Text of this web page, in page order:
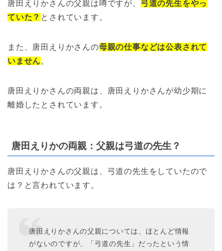
唐田えりかさんの父親は噂ですが、 弓道の先生をやっ
ていた？ とされています。
また、唐田えりかさんの母親の仕事などは公表されて
いません。
唐田えりかさんの両親は、唐田えりかさんが幼少期に
離婚したとされています。
唐田えりかの両親：父親は弓道の先生？
唐田えりかさんの父親は、弓道の先生をしていたので
は？と言われています。
唐田えりかさんの父親については、ほとんど情報
がないのですが、「弓道の先生」だったという情